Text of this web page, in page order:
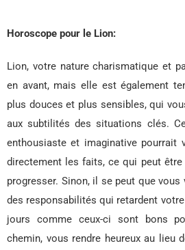
Horoscope pour le Lion:
Lion, votre nature charismatique et
en avant, mais elle est également
plus douces et plus sensibles, qui
aux subtilités des situations clés.
enthousiaste et imaginative pourrait
directement les faits, ce qui peut
progresser. Sinon, il se peut que
des responsabilités qui retardent
jours comme ceux-ci sont bons
chemin, vous rendre heureux au lieu